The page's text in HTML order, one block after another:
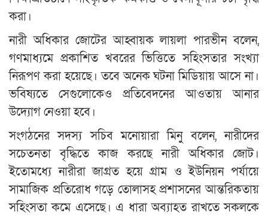
করা।
নারী অধিকার জোটের আহ্বায়ক লায়লা পারভীন বলেন,
গণমাধ্যমে প্রকাশিত খবরের ভিত্তিতে সহিংসতার সংখ্যা
নিরূপণ করা হয়েছে। তবে অনেক ঘটনা মিডিয়ায় আসে না।
ভবিষ্যতে সেগুলোকেও প্রতিবেদনের আওতায় আনার
উদ্যোগ নেওয়া হবে।
সংগঠনের সদস্য সচিব মনোয়ারা মিনু বলেন, নারীদের
সচেতনতা বৃদ্ধিতে কাজ করছে নারী অধিকার জোট।
ইতোমধ্যে নারীরা জাগ্রত হয়ে গ্রাম ও ইউনিয়ন পর্যায়ে
সামাজিক প্রতিরোধ গড়ে তোলাসহ প্রশাসনের আন্তরিকতায়
সহিংসতা কমে এসেছে। এ ধারা অব্যাহত রাখতে সকলকে